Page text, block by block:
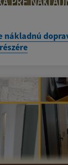
nákladnú